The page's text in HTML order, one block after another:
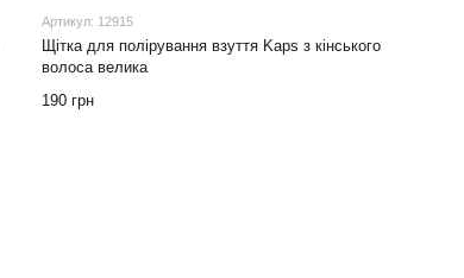
Артикул: 12915
Щітка для полірування взуття Kaps з кінського
волоса велика
190 грн